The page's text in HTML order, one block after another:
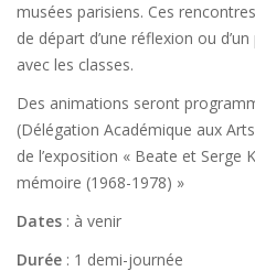
musées parisiens. Ces
de départ d’une réflexion ou
avec les classes.
Des animations seront
(Délégation Académique aux
de l’exposition « Beate et Serge
mémoire (1968-1978) »
Dates : à venir
Durée : 1 demi-journée